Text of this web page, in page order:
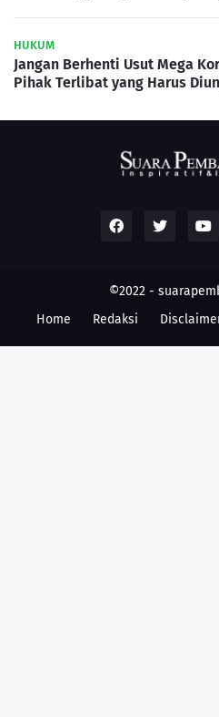
HUKUM
Jangan Berhenti Usut Mega
Pihak Terlibat yang Harus
©2022 -
Home
Redaksi